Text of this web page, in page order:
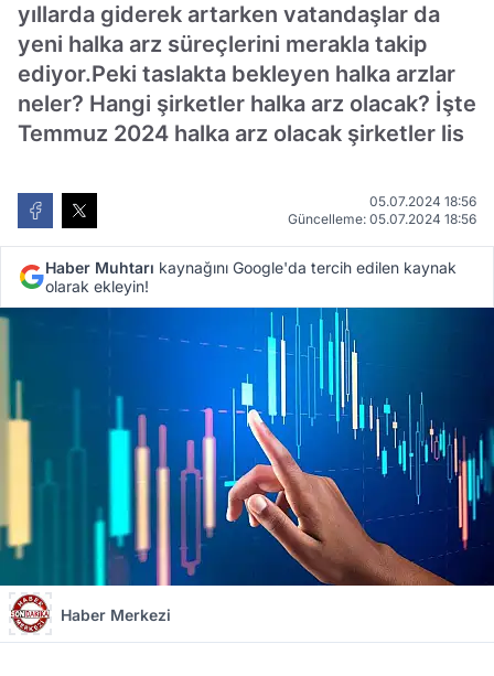
yıllarda giderek artarken vatandaşlar da
yeni halka arz süreçlerini merakla takip
ediyor.Peki taslakta bekleyen halka arzlar
neler? Hangi şirketler halka arz olacak? İşte
Temmuz 2024 halka arz olacak şirketler lis
05.07.2024 18:56
Güncelleme: 05.07.2024 18:56
Haber Muhtarı kaynağını Google'da tercih edilen kaynak
olarak ekleyin!
Haber Merkezi